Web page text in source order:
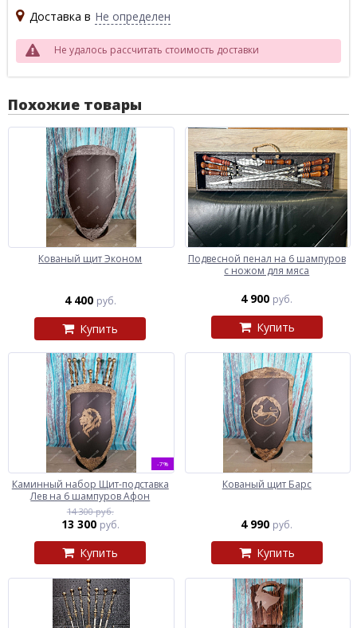
Доставка в Не определен
Не удалось рассчитать стоимость доставки
Похожие товары
Кованый щит Эконом
4 400 руб.
Купить
Подвесной пенал на 6 шампуров
с ножом для мяса
4 900 руб.
Купить
-7%
Каминный набор Щит-подставка
Лев на 6 шампуров Афон
14 300 руб.
13 300 руб.
Купить
Кованый щит Барс
4 990 руб.
Купить